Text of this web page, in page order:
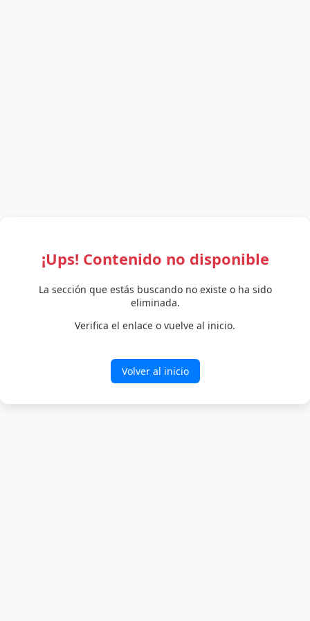
¡Ups! Contenido no disponible
La sección que estás buscando no existe o ha sido
eliminada.
Verifica el enlace o vuelve al inicio.
Volver al inicio